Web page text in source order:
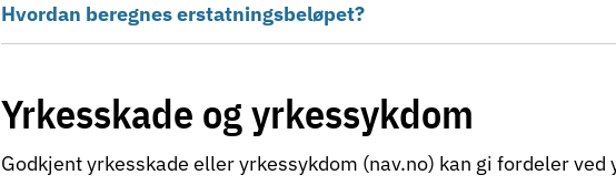
Hvordan beregnes erstatningsbeløpet?
Yrkesskade og yrkessykdom
Godkjentyrkesskade eller yrkessykdom (nav.no) kan gi fordeler ved